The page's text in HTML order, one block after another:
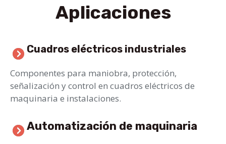
Aplicaciones
Cuadros eléctricos industriales
Componentes para maniobra, protección,
señalización y control en cuadros eléctricos de
maquinaria e instalaciones.
Automatización de maquinaria